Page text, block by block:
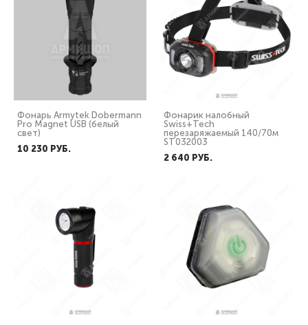
Фонарь Armytek Dobermann
Pro Magnet USB (белый
свет)
10 230 PУБ.
Фонарик налобный
Swiss+Tech
перезаряжаемый 140/70м
ST032003
2 640 PУБ.